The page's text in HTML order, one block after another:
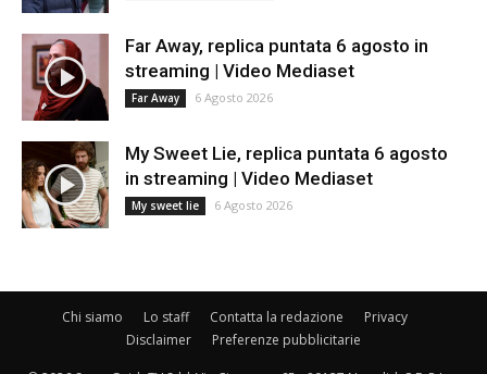
Far Away, replica puntata 6 agosto in
streaming | Video Mediaset
Far Away 6 Agosto 2026
My Sweet Lie, replica puntata 6 agosto
in streaming | Video Mediaset
My sweet lie 6 Agosto 2026
Chi siamo Lo staff Contatta la redazione
Privacy
Disclaimer
Preferenze pubblicitarie